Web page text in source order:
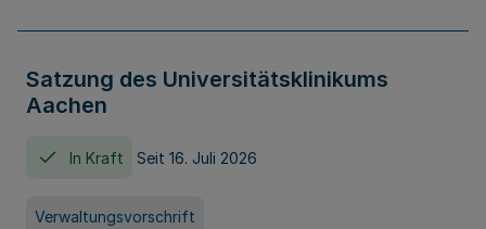
Satzung des Universitätsklinikums
Aachen
In Kraft Seit 16. Juli 2026
Verwaltungsvorschrift